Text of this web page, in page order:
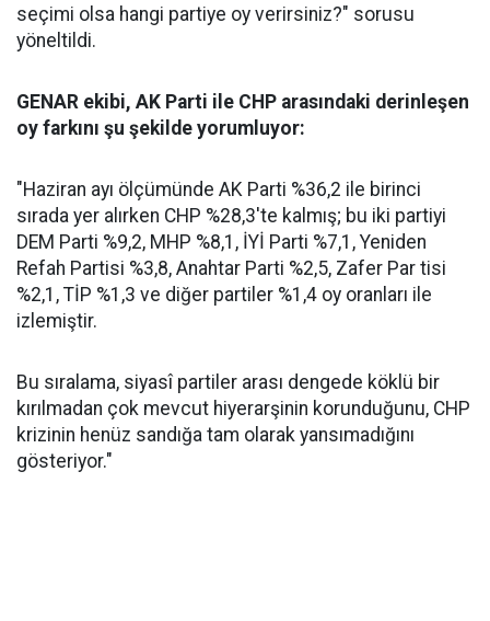
seçimi olsa hangi partiye oy verirsiniz?" sorusu
yöneltildi.
GENAR ekibi, AK Parti ile CHP arasındaki derinleşen
oy farkını şu şekilde yorumluyor:
"Haziran ayı ölçümünde AK Parti %36,2 ile birinci
sırada yer alırken CHP %28,3'te kalmış; bu iki partiyi
DEM Parti %9,2, MHP %8,1, İYİ Parti %7,1, Yeniden
Refah Partisi %3,8, Anahtar Parti %2,5, Zafer Par tisi
%2,1, TİP %1,3 ve diğer partiler %1,4 oy oranları ile
izlemiştir.
Bu sıralama, siyasî partiler arası dengede köklü bir
kırılmadan çok mevcut hiyerarşinin korunduğunu, CHP
krizinin henüz sandığa tam olarak yansımadığını
gösteriyor."